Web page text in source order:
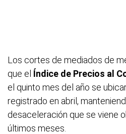
Los cortes de mediados de
que el Índice de Precios al
el quinto mes del año se
registrado en abril,
desaceleración que se viene
últimos meses.